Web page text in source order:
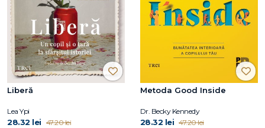
Liberă
Lea Ypi
28.32 lei 47.20 lei
Metoda Good Inside
Dr. Becky Kennedy
28.32 lei 47.20 lei